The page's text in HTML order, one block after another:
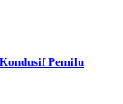
Pemilu